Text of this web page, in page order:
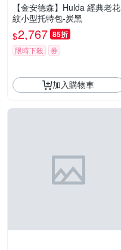
【金安德森】Hulda 經典老花
紋小型托特包-炭黑
$2,767 85折
限時下殺 券
加入購物車